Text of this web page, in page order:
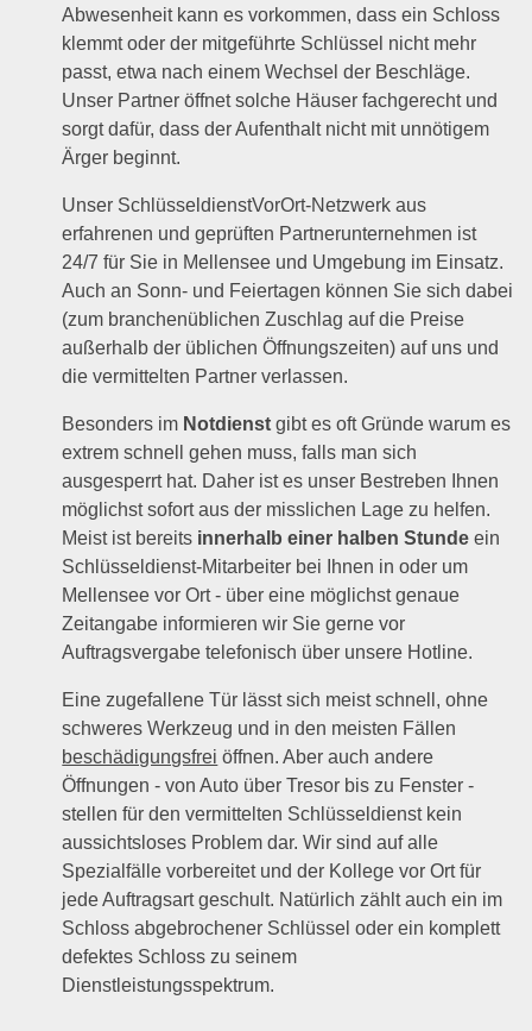
Abwesenheit kann es vorkommen, dass ein Schloss
klemmt oder der mitgeführte Schlüssel nicht mehr
passt, etwa nach einem Wechsel der Beschläge.
Unser Partner öffnet solche Häuser fachgerecht und
sorgt dafür, dass der Aufenthalt nicht mit unnötigem
Ärger beginnt.
Unser SchlüsseldienstVorOrt-Netzwerk aus
erfahrenen und geprüften Partnerunternehmen ist
24/7 für Sie in Mellensee und Umgebung im Einsatz.
Auch an Sonn- und Feiertagen können Sie sich dabei
(zum branchenüblichen Zuschlag auf die Preise
außerhalb der üblichen Öffnungszeiten) auf uns und
die vermittelten Partner verlassen.
Besonders im Notdienst gibt es oft Gründe warum es
extrem schnell gehen muss, falls man sich
ausgesperrt hat. Daher ist es unser Bestreben Ihnen
möglichst sofort aus der misslichen Lage zu helfen.
Meist ist bereits innerhalb einer halben Stunde ein
Schlüsseldienst-Mitarbeiter bei Ihnen in oder um
Mellensee vor Ort - über eine möglichst genaue
Zeitangabe informieren wir Sie gerne vor
Auftragsvergabe telefonisch über unsere Hotline.
Eine zugefallene Tür lässt sich meist schnell, ohne
schweres Werkzeug und in den meisten Fällen
beschädigungsfrei öffnen. Aber auch andere
Öffnungen - von Auto über Tresor bis zu Fenster -
stellen für den vermittelten Schlüsseldienst kein
aussichtsloses Problem dar. Wir sind auf alle
Spezialfälle vorbereitet und der Kollege vor Ort für
jede Auftragsart geschult. Natürlich zählt auch ein im
Schloss abgebrochener Schlüssel oder ein komplett
defektes Schloss zu seinem
Dienstleistungsspektrum.